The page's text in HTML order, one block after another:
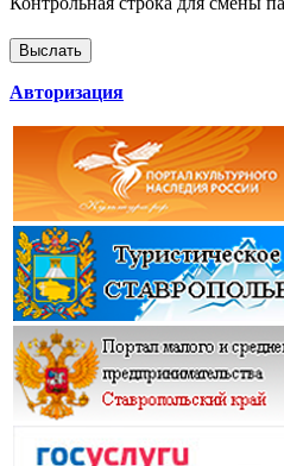
Авторизация